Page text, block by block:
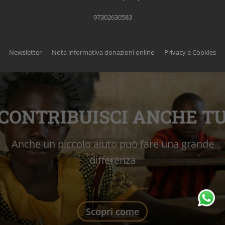
97302630583
Newsletter Nota informativa donazioni online Privacy e Cookies
ANCHE
Anche un piccolo aiuto può fare una grande
differenza
Scopri come